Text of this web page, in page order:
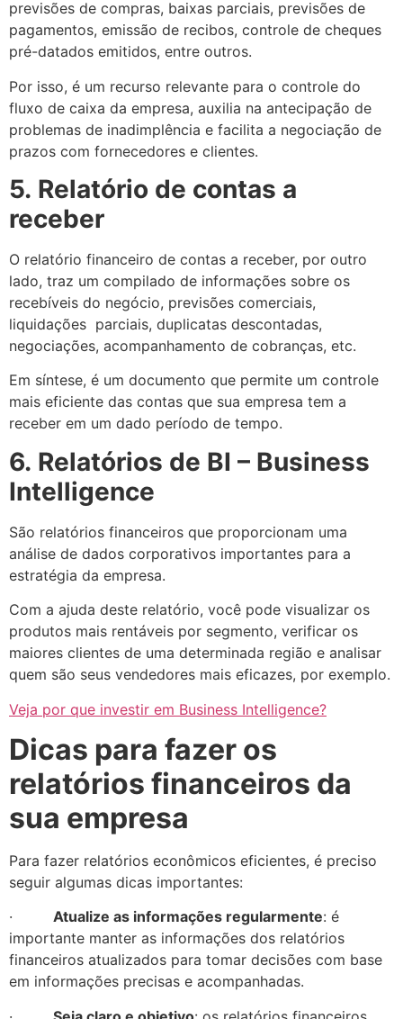
previsões de compras, baixas parciais, previsões de
pagamentos, emissão de recibos, controle de cheques
pré-datados emitidos, entre outros.
Por isso, é um recurso relevante para o controle do
fluxo de caixa da empresa, auxilia na antecipação de
problemas de inadimplência e facilita a negociação de
prazos com fornecedores e clientes.
5. Relatório de contas a
receber
O relatório financeiro de contas a receber, por outro
lado, traz um compilado de informações sobre os
recebíveis do negócio, previsões comerciais,
liquidações parciais, duplicatas descontadas,
negociações, acompanhamento de cobranças, etc.
Em síntese, é um documento que permite um controle
mais eficiente das contas que sua empresa tem a
receber em um dado período de tempo.
6. Relatórios de BI – Business
Intelligence
São relatórios financeiros que proporcionam uma
análise de dados corporativos importantes para a
estratégia da empresa.
Com a ajuda deste relatório, você pode visualizar os
produtos mais rentáveis por segmento, verificar os
maiores clientes de uma determinada região e analisar
quem são seus vendedores mais eficazes, por exemplo.
Veja por que investir em Business Intelligence?
Dicas para fazer os
relatórios financeiros da
sua empresa
Para fazer relatórios econômicos eficientes, é preciso
seguir algumas dicas importantes:
· Atualize as informações regularmente: é
importante manter as informações dos relatórios
financeiros atualizados para tomar decisões com base
em informações precisas e acompanhadas.